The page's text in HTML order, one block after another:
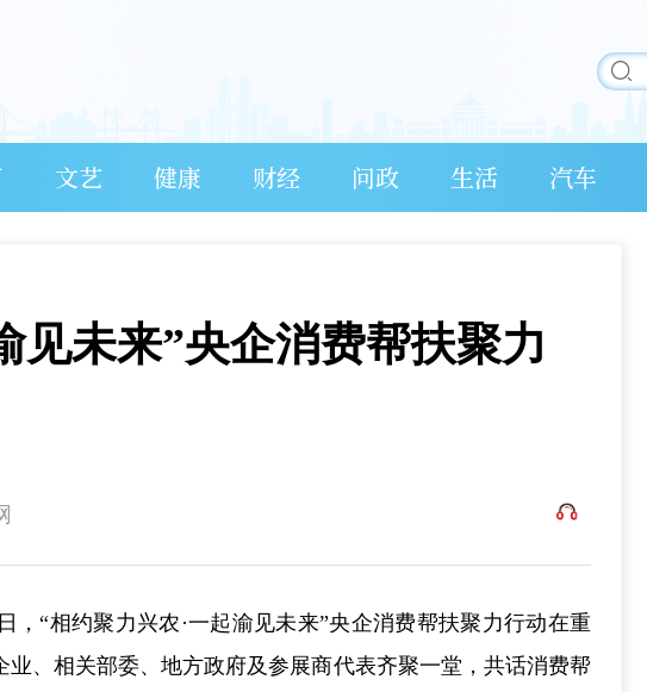
文艺 健康 财经 问政 生活 汽车
见未来”央企消费帮扶聚力
，“相约聚力兴农·一起渝见未来”央企消费帮扶聚力行动在重
、相关部委、地方政府及参展商代表齐聚一堂，共话消费帮